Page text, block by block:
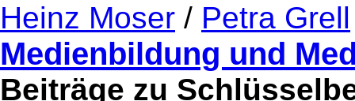
Heinz Moser / Petra Grell
Medienbildung und
Beiträge zu